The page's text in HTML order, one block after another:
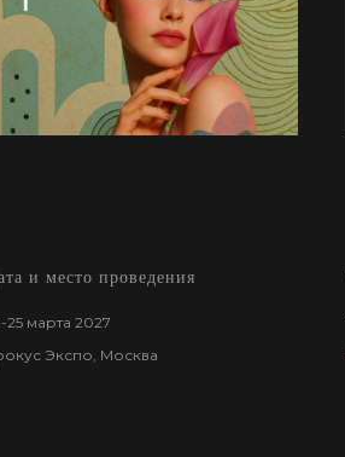
и место проведения
25 марта 2027
Экспо, Москва